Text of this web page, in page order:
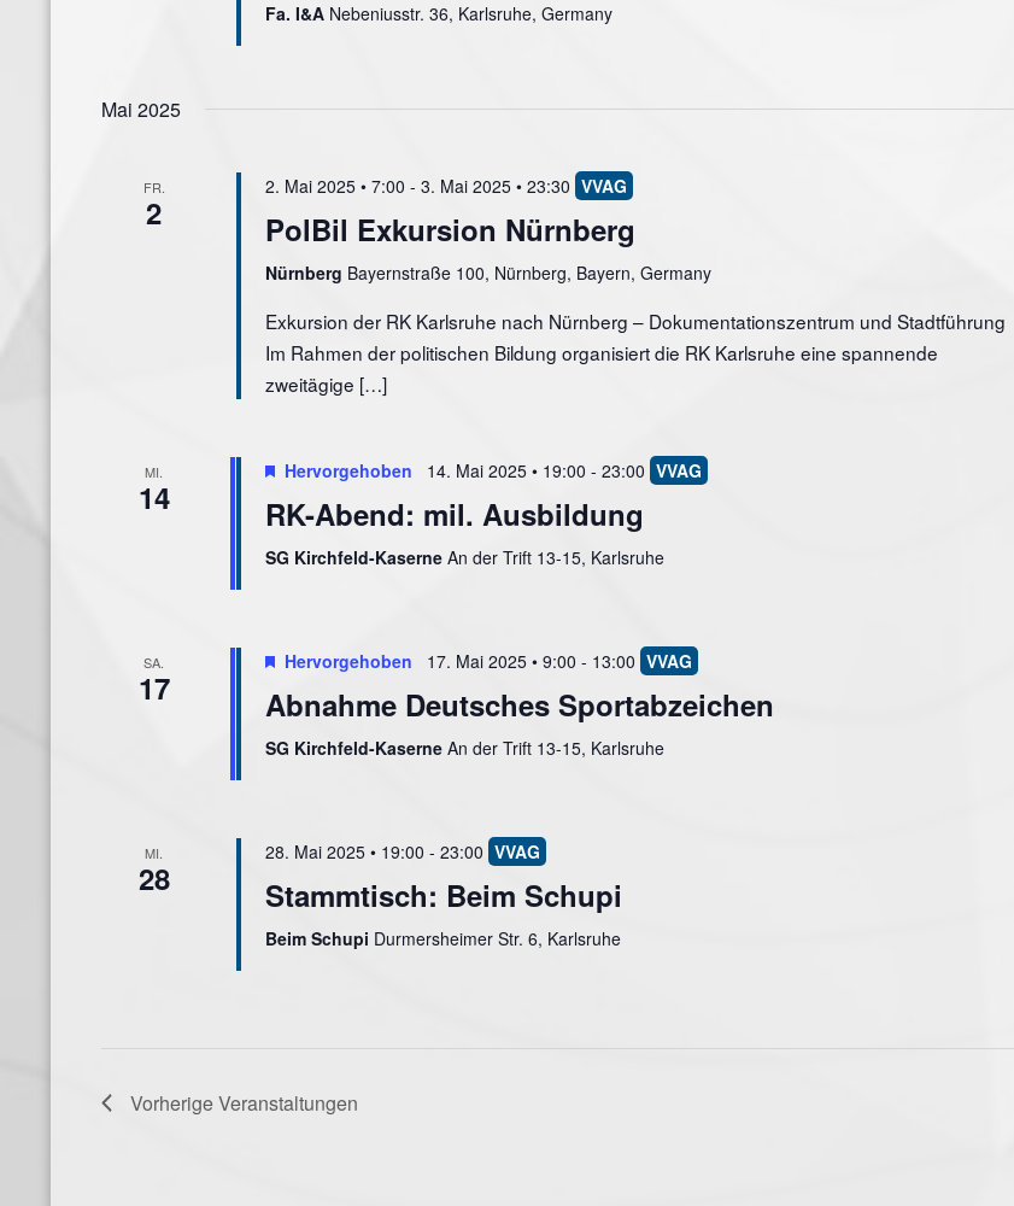
Fa. I&A Nebeniusstr. 36, Karlsruhe, Germany
Mai 2025
FR.
2
2. Mai 2025 • 7:00 - 3. Mai 2025 • 23:30
PolBil Exkursion Nürnberg
Nürnberg Bayernstraße 100, Nürnberg, Bayern, Germany
Exkursion der RK Karlsruhe nach Nürnberg – Dokumentationszentrum und Stadtführung
Im Rahmen der politischen Bildung organisiert die RK Karlsruhe eine spannende
zweitägige […]
MI.
14
Hervorgehoben 14. Mai 2025 • 19:00 - 23:00
RK-Abend: mil. Ausbildung
SG Kirchfeld-Kaserne An der Trift 13-15, Karlsruhe
SA.
17
Hervorgehoben 17. Mai 2025 • 9:00 - 13:00
Abnahme Deutsches Sportabzeichen
SG Kirchfeld-Kaserne An der Trift 13-15, Karlsruhe
MI.
28
28. Mai 2025 • 19:00 - 23:00
Stammtisch: Beim Schupi
Beim Schupi Durmersheimer Str. 6, Karlsruhe
VorherigeVeranstaltungen